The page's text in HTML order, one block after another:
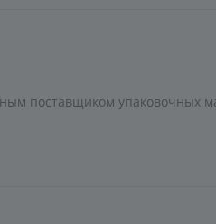
поставщиком упаковочных